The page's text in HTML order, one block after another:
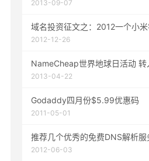
2013-09-07
域名投资征文之：2012一个小
2012-12-26
NameCheap世界地球日活动
2013-04-22
Godaddy四月份$5.99优惠码
2011-05-01
推荐几个优秀的免费DNS解析服
2012-06-03